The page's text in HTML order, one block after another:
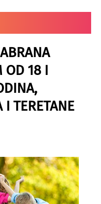
OD 18 I
I TERETANE